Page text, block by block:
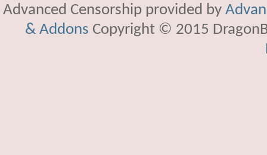
Advanced Censorship provided by
& Addons Copyright © 2015